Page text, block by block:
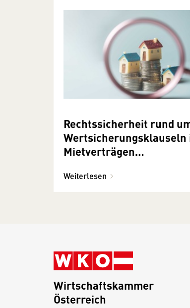
Rechtssicherheit rund
Wertsicherungsklauseln
Mietverträgen
Weiterlesen
Wirtschaftskammer
Österreich